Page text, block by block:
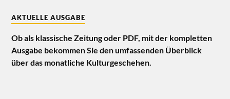
AKTUELLE AUSGABE
Ob als klassische Zeitung oder PDF, mit der kompletten
Ausgabe bekommen Sie den umfassenden Überblick
über das monatliche Kulturgeschehen.